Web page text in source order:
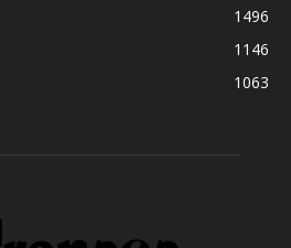
1496
1146
1063